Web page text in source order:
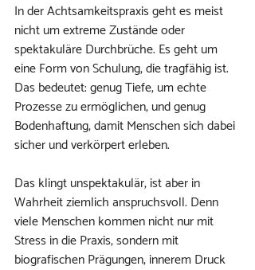
In der Achtsamkeitspraxis geht es meist
nicht um extreme Zustände oder
spektakuläre Durchbrüche. Es geht um
eine Form von Schulung, die tragfähig ist.
Das bedeutet: genug Tiefe, um echte
Prozesse zu ermöglichen, und genug
Bodenhaftung, damit Menschen sich dabei
sicher und verkörpert erleben.
Das klingt unspektakulär, ist aber in
Wahrheit ziemlich anspruchsvoll. Denn
viele Menschen kommen nicht nur mit
Stress in die Praxis, sondern mit
biografischen Prägungen, innerem Druck